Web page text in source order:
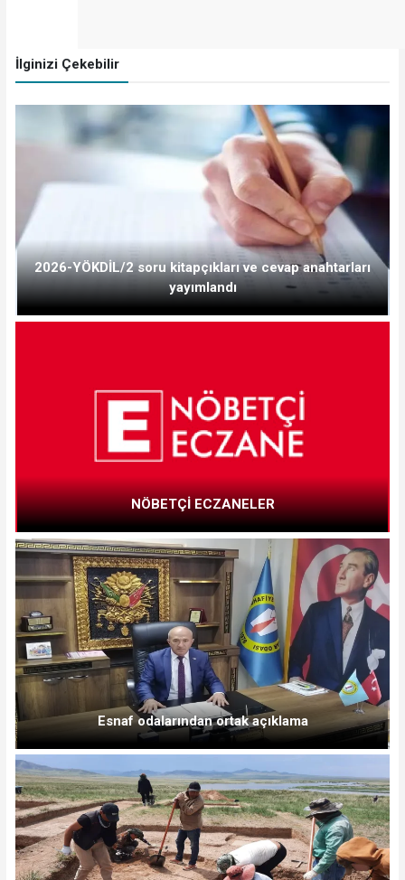
İlginizi Çekebilir
2026-YÖKDİL/2 soru kitapçıkları ve cevap anahtarları
yayımlandı
NÖBETÇİ ECZANELER
Esnaf odalarından ortak açıklama